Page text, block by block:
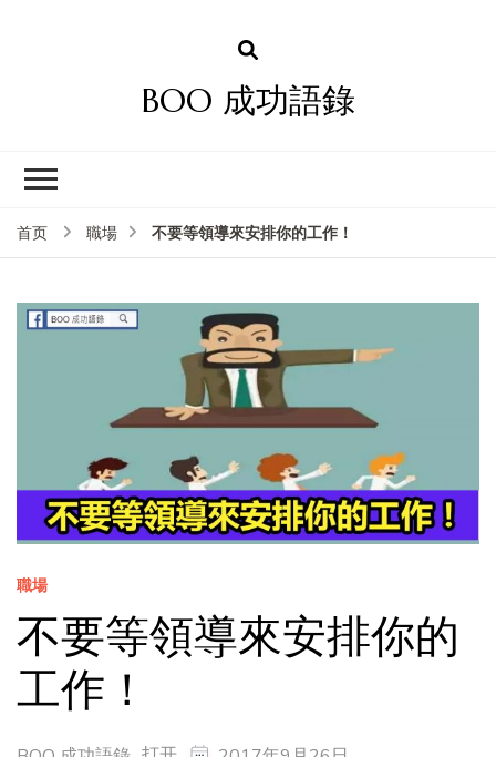
BOO 成功語錄
首页 職場 不要等領導來安排你的工作！
職場
不要等領導來安排你的
工作！